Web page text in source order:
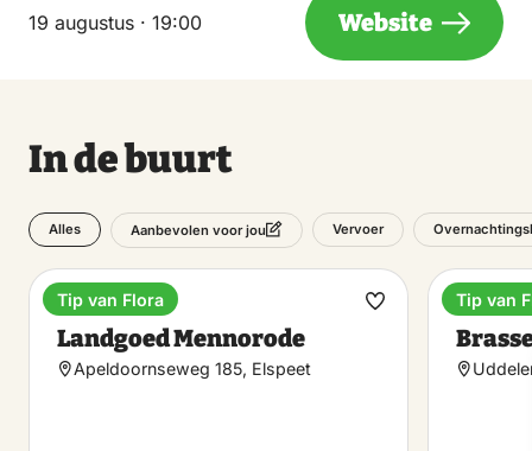
19 augustus · 19:00 Website
In de buurt
Alles Aanbevolen voor jou Vervoer
Landgoed
Landgoed Mennorode
Apeldoornseweg 185, Elspeet
Tip van Flora
Maak
Tip van